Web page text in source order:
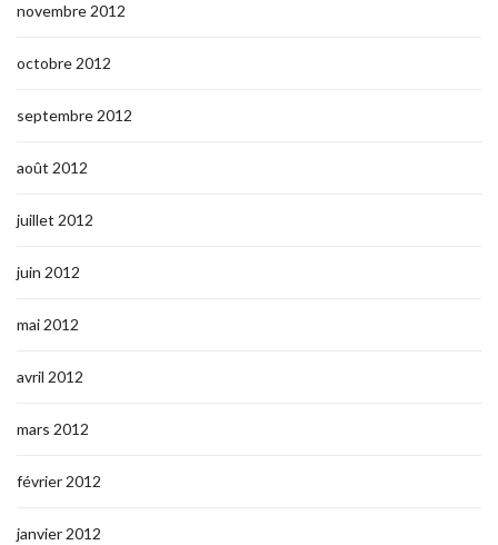
novembre 2012
octobre 2012
septembre 2012
août 2012
juillet 2012
juin 2012
mai 2012
avril 2012
mars 2012
février 2012
janvier 2012